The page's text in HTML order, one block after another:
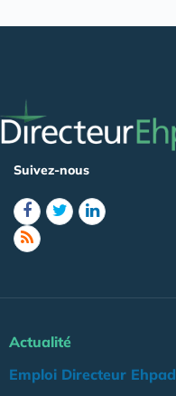
Suivez-nous
Actualité
Emploi Directeur Ehpad